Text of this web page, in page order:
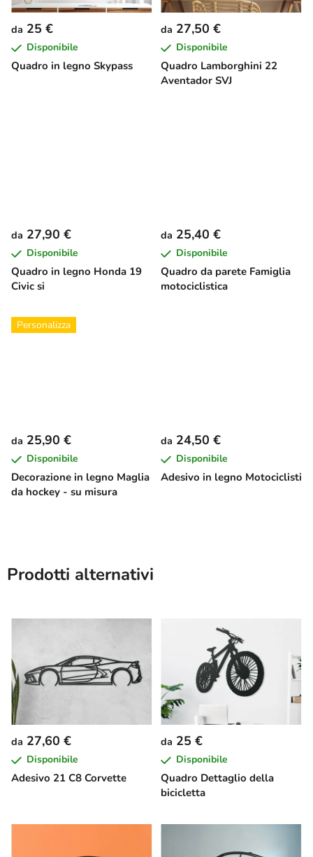
Quadro in legno Skypass
da 25 €
Disponibile
Quadro Lamborghini 22
Aventador SVJ
da 27,50 €
Disponibile
Quadro in legno Honda 19
Civic si
da 27,90 €
Disponibile
Quadro da parete Famiglia
motociclistica
da 25,40 €
Disponibile
Personalizza
Decorazione in legno Maglia
da hockey - su misura
da 25,90 €
Disponibile
Adesivo in legno Motociclisti
da 24,50 €
Disponibile
Prodotti alternativi
Adesivo 21 C8 Corvette
da 27,60 €
Disponibile
Quadro Dettaglio della
bicicletta
da 25 €
Disponibile